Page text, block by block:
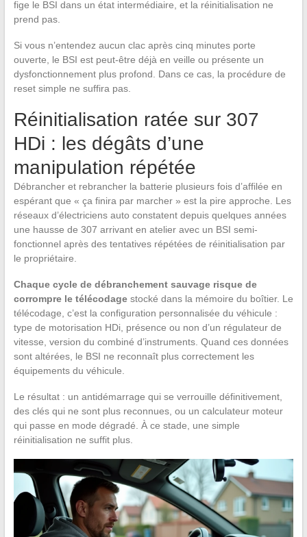
fige le BSI dans un état intermédiaire, et la réinitialisation ne
prend pas.
Si vous n’entendez aucun clac après cinq minutes porte
ouverte, le BSI est peut-être déjà en veille ou présente un
dysfonctionnement plus profond. Dans ce cas, la procédure de
reset simple ne suffira pas.
Réinitialisation ratée sur 307
HDi : les dégâts d’une
manipulation répétée
Débrancher et rebrancher la batterie plusieurs fois d’affilée en
espérant que « ça finira par marcher » est la pire approche. Les
réseaux d’électriciens auto constatent depuis quelques années
une hausse de 307 arrivant en atelier avec un BSI semi-
fonctionnel après des tentatives répétées de réinitialisation par
le propriétaire.
Chaque cycle de débranchement sauvage risque de
corrompre le télécodagestocké dans la mémoire du boîtier. Le
télécodage, c’est la configuration personnalisée du véhicule :
type de motorisation HDi, présence ou non d’un régulateur de
vitesse, version du combiné d’instruments. Quand ces données
sont altérées, le BSI ne reconnaît plus correctement les
équipements du véhicule.
Le résultat : un antidémarrage qui se verrouille définitivement,
des clés qui ne sont plus reconnues, ou un calculateur moteur
qui passe en mode dégradé. À ce stade, une simple
réinitialisation ne suffit plus.